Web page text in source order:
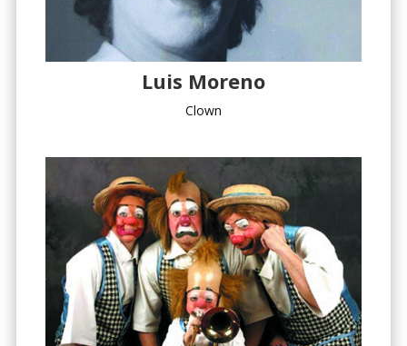
Luis Moreno
Clown